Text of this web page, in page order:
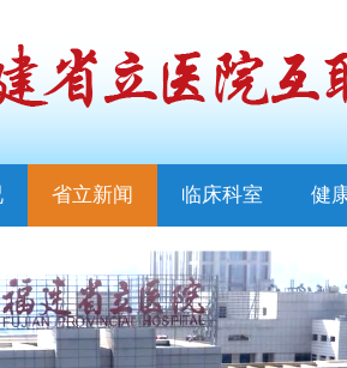
省立新闻 临床科室 健